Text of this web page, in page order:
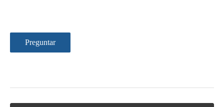
Preguntar